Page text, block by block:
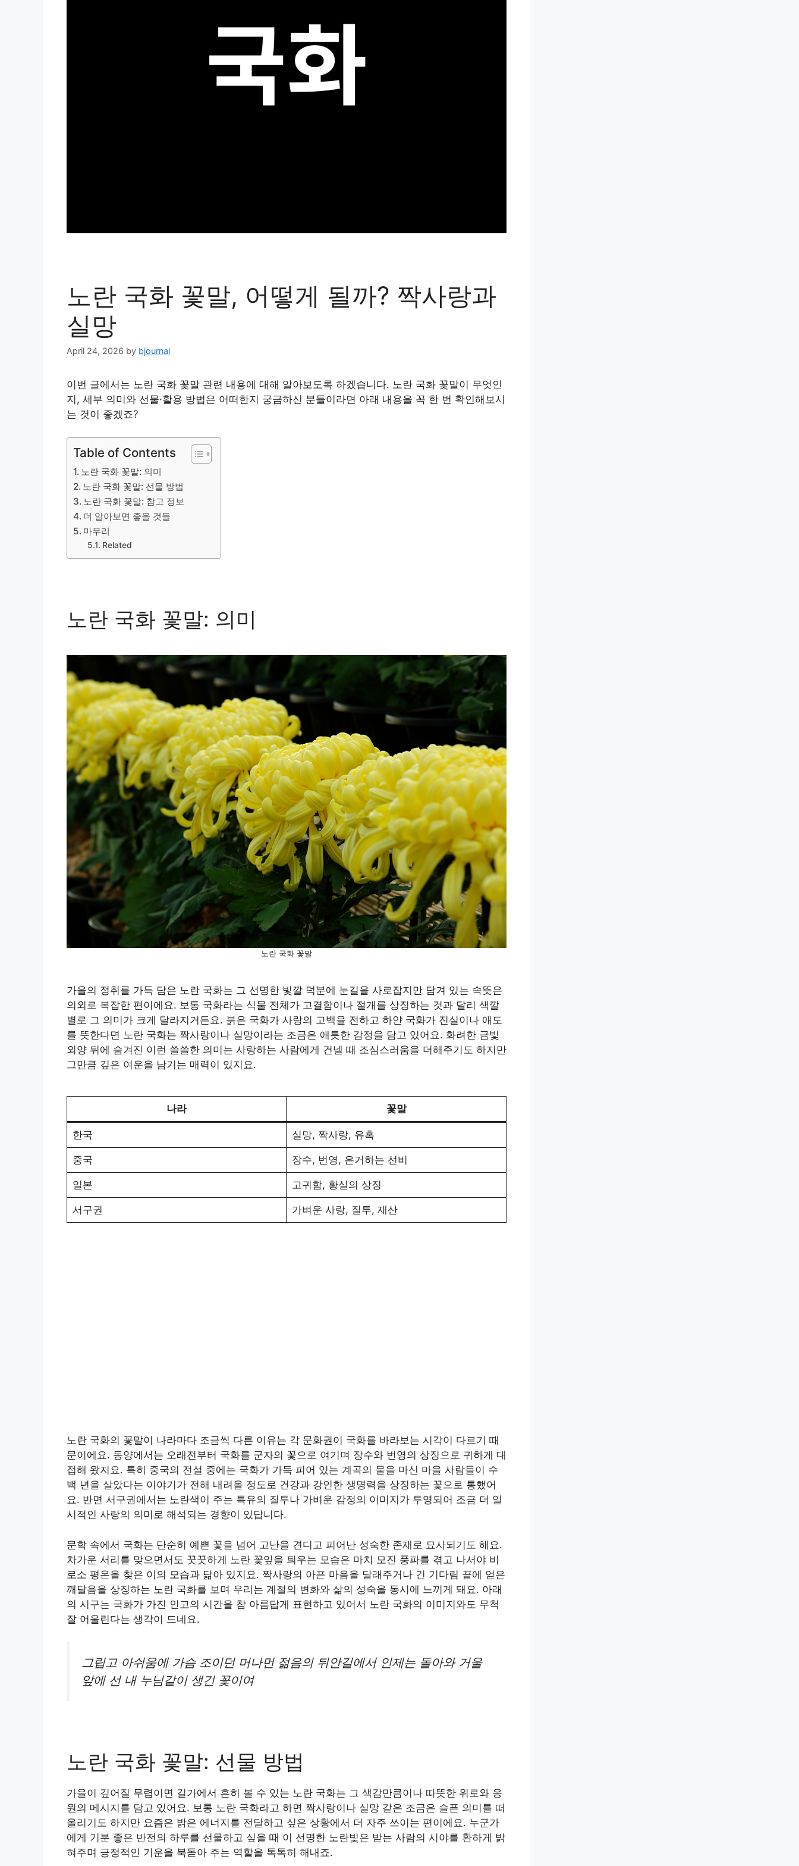
노란 국화 꽃말, 어떻게 될까? 짝사랑과
실망
April 24, 2026 by bjournal
이번 글에서는 노란 국화 꽃말 관련 내용에 대해 알아보도록 하겠습니다. 노란 국화 꽃말이 무엇인
지, 세부 의미와 선물·활용 방법은 어떠한지 궁금하신 분들이라면 아래 내용을 꼭 한 번 확인해보시
는 것이 좋겠죠?
Table of Contents
노란 국화 꽃말: 의미
노란 국화 꽃말: 선물 방법
노란 국화 꽃말: 참고 정보
더 알아보면 좋을 것들
마무리
Related
노란 국화 꽃말: 의미
노란 국화 꽃말
가을의 정취를 가득 담은 노란 국화는 그 선명한 빛깔 덕분에 눈길을 사로잡지만 담겨 있는 속뜻은
의외로 복잡한 편이에요. 보통 국화라는 식물 전체가 고결함이나 절개를 상징하는 것과 달리 색깔
별로 그 의미가 크게 달라지거든요. 붉은 국화가 사랑의 고백을 전하고 하얀 국화가 진실이나 애도
를 뜻한다면 노란 국화는 짝사랑이나 실망이라는 조금은 애틋한 감정을 담고 있어요. 화려한 금빛
외양 뒤에 숨겨진 이런 쓸쓸한 의미는 사랑하는 사람에게 건넬 때 조심스러움을 더해주기도 하지만
그만큼 깊은 여운을 남기는 매력이 있지요.
나라 꽃말
한국 실망, 짝사랑, 유혹
중국 장수, 번영, 은거하는 선비
일본 고귀함, 황실의 상징
서구권 가벼운 사랑, 질투, 재산
노란 국화의 꽃말이 나라마다 조금씩 다른 이유는 각 문화권이 국화를 바라보는 시각이 다르기 때
문이에요. 동양에서는 오래전부터 국화를 군자의 꽃으로 여기며 장수와 번영의 상징으로 귀하게 대
접해 왔지요. 특히 중국의 전설 중에는 국화가 가득 피어 있는 계곡의 물을 마신 마을 사람들이 수
백 년을 살았다는 이야기가 전해 내려올 정도로 건강과 강인한 생명력을 상징하는 꽃으로 통했어
요. 반면 서구권에서는 노란색이 주는 특유의 질투나 가벼운 감정의 이미지가 투영되어 조금 더 일
시적인 사랑의 의미로 해석되는 경향이 있답니다.
문학 속에서 국화는 단순히 예쁜 꽃을 넘어 고난을 견디고 피어난 성숙한 존재로 묘사되기도 해요.
차가운 서리를 맞으면서도 꿋꿋하게 노란 꽃잎을 틔우는 모습은 마치 모진 풍파를 겪고 나서야 비
로소 평온을 찾은 이의 모습과 닮아 있지요. 짝사랑의 아픈 마음을 달래주거나 긴 기다림 끝에 얻은
깨달음을 상징하는 노란 국화를 보며 우리는 계절의 변화와 삶의 성숙을 동시에 느끼게 돼요. 아래
의 시구는 국화가 가진 인고의 시간을 참 아름답게 표현하고 있어서 노란 국화의 이미지와도 무척
잘 어울린다는 생각이 드네요.
그립고 아쉬움에 가슴 조이던 머나먼 젊음의 뒤안길에서 인제는 돌아와 거울
앞에 선 내 누님같이 생긴 꽃이여
노란 국화 꽃말: 선물 방법
가을이 깊어질 무렵이면 길가에서 흔히 볼 수 있는 노란 국화는 그 색감만큼이나 따뜻한 위로와 응
원의 메시지를 담고 있어요. 보통 노란 국화라고 하면 짝사랑이나 실망 같은 조금은 슬픈 의미를 떠
올리기도 하지만 요즘은 밝은 에너지를 전달하고 싶은 상황에서 더 자주 쓰이는 편이에요. 누군가
에게 기분 좋은 반전의 하루를 선물하고 싶을 때 이 선명한 노란빛은 받는 사람의 시야를 환하게 밝
혀주며 긍정적인 기운을 북돋아 주는 역할을 톡톡히 해내죠.